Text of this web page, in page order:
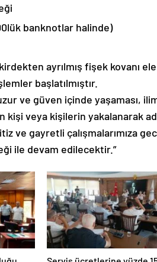
banknotlar halinde)
ayrılmış fişek kovanı
başlatılmıştır.
ve güven içinde yaşaması,
kişi veya kişilerin yakalanarak
ve gayretli çalışmalarımıza
ile devam edilecektir.”